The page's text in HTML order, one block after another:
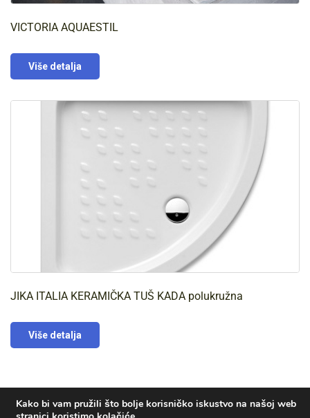
VICTORIA AQUAESTIL
Više detalja
JIKA ITALIA KERAMIČKA TUŠ KADA polukružna
Više detalja
Kako bi vam pružili što bolje korisničko iskustvo na našoj web